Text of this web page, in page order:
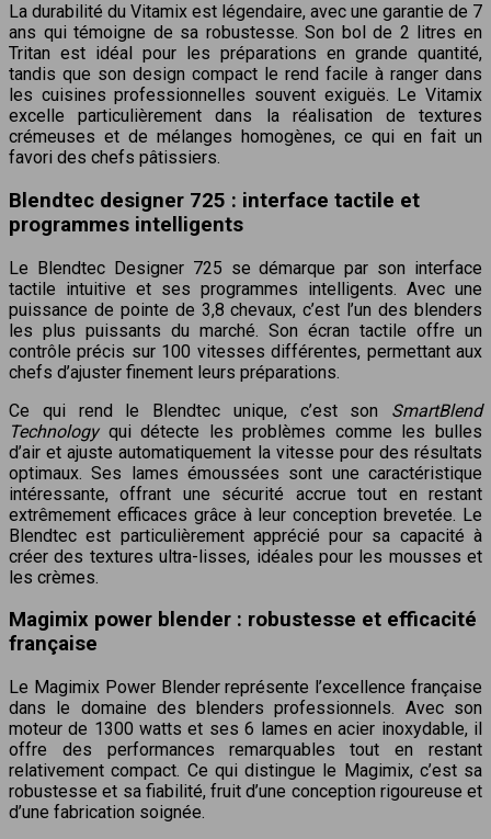
La durabilité du Vitamix est légendaire, avec une garantie de 7
ans qui témoigne de sa robustesse. Son bol de 2 litres en
Tritan est idéal pour les préparations en grande quantité,
tandis que son design compact le rend facile à ranger dans
les cuisines professionnelles souvent exiguës. Le Vitamix
excelle particulièrement dans la réalisation de textures
crémeuses et de mélanges homogènes, ce qui en fait un
favori des chefs pâtissiers.
Blendtec designer 725 : interface tactile et
programmes intelligents
Le Blendtec Designer 725 se démarque par son interface
tactile intuitive et ses programmes intelligents. Avec une
puissance de pointe de 3,8 chevaux, c’est l’un des blenders
les plus puissants du marché. Son écran tactile offre un
contrôle précis sur 100 vitesses différentes, permettant aux
chefs d’ajuster finement leurs préparations.
Ce qui rend le Blendtec unique, c’est son SmartBlend
Technology qui détecte les problèmes comme les bulles
d’air et ajuste automatiquement la vitesse pour des résultats
optimaux. Ses lames émoussées sont une caractéristique
intéressante, offrant une sécurité accrue tout en restant
extrêmement efficaces grâce à leur conception brevetée. Le
Blendtec est particulièrement apprécié pour sa capacité à
créer des textures ultra-lisses, idéales pour les mousses et
les crèmes.
Magimix power blender : robustesse et efficacité
française
Le Magimix Power Blender représente l’excellence française
dans le domaine des blenders professionnels. Avec son
moteur de 1300 watts et ses 6 lames en acier inoxydable, il
offre des performances remarquables tout en restant
relativement compact. Ce qui distingue le Magimix, c’est sa
robustesse et sa fiabilité, fruit d’une conception rigoureuse et
d’une fabrication soignée.